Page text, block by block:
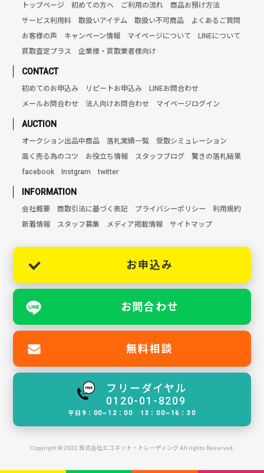
トップページ 初めての方へ ご利用の流れ
商品お預け方法
サービス利用料
取扱いアイテム 取扱い不可商品
よくあるご質問
お客様の声
キャンペーン情報 マイページについて
LINEについて
買取査定プラス
企業様・買取業者様向け
CONTACT
初めてのお申込み リピートお申込み
LINEお問合わせ
メールお問合わせ
法人向けお問合わせ マイページログイン
AUCTION
オークション出品中商品 落札実績一覧
受取シミュレーション
高く売る為のコツ
お役立ち情報 スタッフブログ
驚きの落札結果
facebook
Instgram twitter
INFORMATION
会社概要 商取引法に基づく表記 プライバシーポリシー
利用規約
新着情報
スタッフ募集 メディア掲載情報 サイトマップ
お申込み
お問合わせ
無料相談
フリーダイヤル
0120-01-8209
平日9：00~12：00 13：00~16：30
Copyright © 2022 株式会社エコネット・トレーディング All rights Reserved.